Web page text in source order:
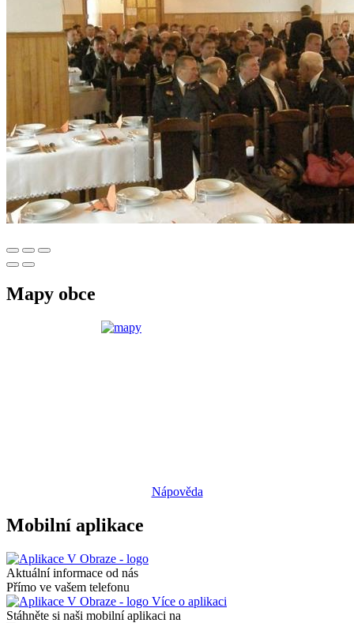
Mapy obce
Nápověda
Mobilní aplikace
Aktuální informace od nás
Přímo ve vašem telefonu
Více o aplikaci
Stáhněte si naši mobilní aplikaci na